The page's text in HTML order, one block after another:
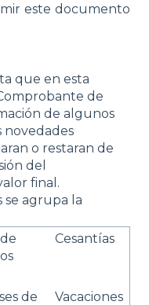
este documento
que en esta
de
de algunos
novedades
o restaran de
del
final.
se agrupa la
Cesantías
de
Vacaciones